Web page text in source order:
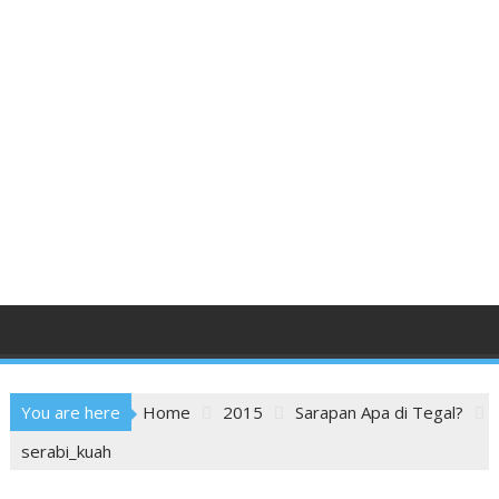
You are here Home 2015
Sarapan Apa di Tegal?
serabi_kuah